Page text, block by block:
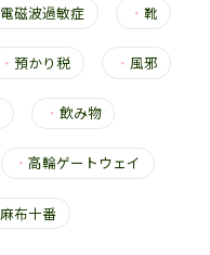
電磁波過敏症 ・ 靴
・預かり税 ・ 風邪
・ 飲み物
・高輪ゲートウェイ
麻布十番